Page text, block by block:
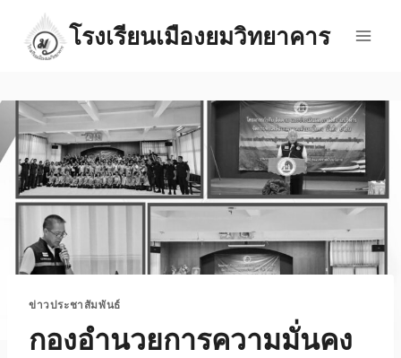
content
โรงเรียนเมืองยมวิทยาคาร
ข่าวประชาสัมพันธ์
กองอำนวยการความมั่นคง